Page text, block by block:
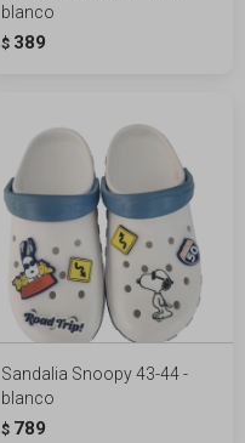
blanco
$ 389
Sandalia Snoopy 43-44 -
blanco
$ 789